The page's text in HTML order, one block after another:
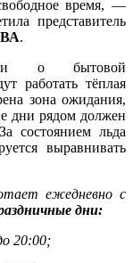
время, —
представитель
.
о бытовой
работать тёплая
зона ожидания,
дни рядом должен
состоянием льда
выравнивать
ежедневно с
дни:
20:00;